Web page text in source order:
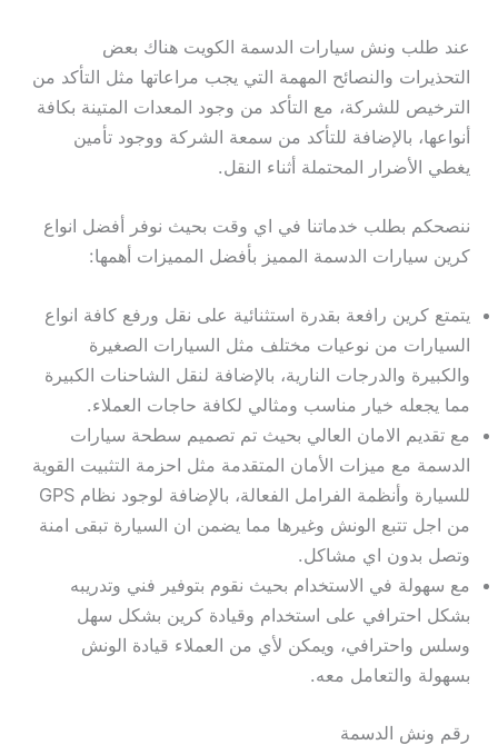
عند طلب ونش سيارات الدسمة الكويت هناك بعض
التحذيرات والنصائح المهمة التي يجب مراعاتها مثل التأكد من
الترخيص للشركة، مع التأكد من وجود المعدات المتينة بكافة
أنواعها، بالإضافة للتأكد من سمعة الشركة ووجود تأمين
يغطي الأضرار المحتملة أثناء النقل.
ننصحكم بطلب خدماتنا في اي وقت بحيث نوفر أفضل انواع
كرين سيارات الدسمة المميز بأفضل المميزات أهمها:
يتمتع كرين رافعة بقدرة استثنائية على نقل ورفع كافة انواع
السيارات من نوعيات مختلف مثل السيارات الصغيرة
والكبيرة والدرجات النارية، بالإضافة لنقل الشاحنات الكبيرة
مما يجعله خيار مناسب ومثالي لكافة حاجات العملاء.
مع تقديم الامان العالي بحيث تم تصميم سطحة سيارات
الدسمة مع ميزات الأمان المتقدمة مثل احزمة التثبيت القوية
للسيارة وأنظمة الفرامل الفعالة، بالإضافة لوجود نظام GPS
من اجل تتبع الونش وغيرها مما يضمن ان السيارة تبقى امنة
وتصل بدون اي مشاكل.
مع سهولة في الاستخدام بحيث نقوم بتوفير فني وتدريبه
بشكل احترافي على استخدام وقيادة كرين بشكل سهل
وسلس واحترافي، ويمكن لأي من العملاء قيادة الونش
بسهولة والتعامل معه.
رقم ونش الدسمة